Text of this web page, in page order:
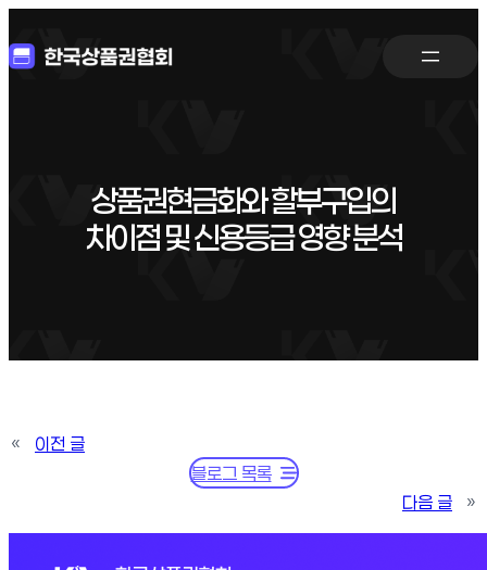
상품권현금화와 할부구입의
차이점 및 신용등급 영향 분석
«
이전 글
블로그 목록
다음 글
»